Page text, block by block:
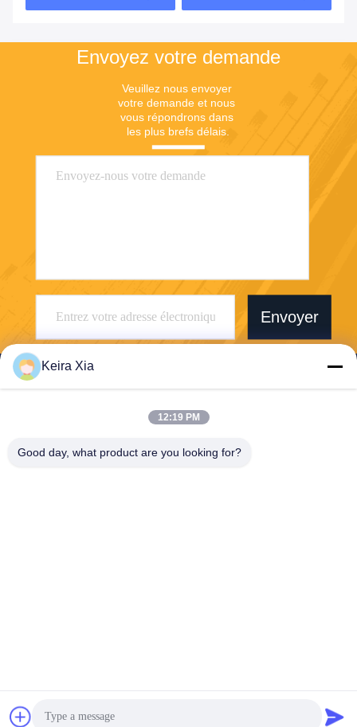
mondiaux
Envoyez votre demande
Veuillez nous envoyer
votre demande et nous
vous répondrons dans
les plus brefs délais.
Envoyer
Technology Co. Ltd
Keira Xia
12:19 PM
Good day, what product are you looking for?